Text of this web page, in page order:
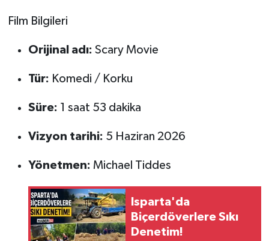
Film Bilgileri
Orijinal adı: Scary Movie
Tür: Komedi / Korku
Süre: 1 saat 53 dakika
Vizyon tarihi: 5 Haziran 2026
Yönetmen: Michael Tiddes
Isparta'da
Biçerdöverlere Sıkı
Denetim!
Spor
Tarihi Yapılarımız
Teknoloji
Türkiye
Yerel
Künye